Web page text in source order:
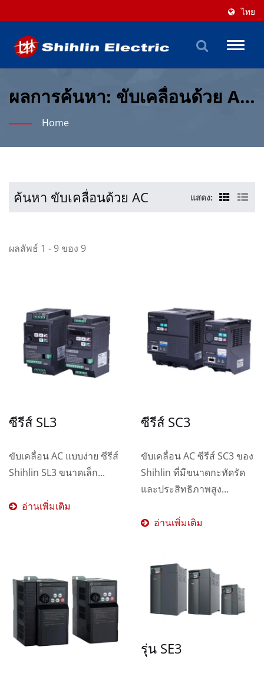
ไทย
Toggle
ผลการค้นหา: ขับเคลื่อนด้วย AC
| มากกว่า 70 ปีในด้านโซลูชัน
Home
ค้นหา ขับเคลื่อนด้วย AC แสดง:
ผลลัพธ์ 1 - 9 ของ 9
ซีรีส์ SL3
ขับเคลื่อน AC แบบง่าย ซีรีส์
Shihlin SL3 ขนาดเล็ก...
อ่านเพิ่มเติม
ซีรีส์ SC3
ขับเคลื่อน AC ซีรีส์ SC3 ของ
Shihlin ที่มีขนาดกะทัดรัด
และประสิทธิภาพสูง...
อ่านเพิ่มเติม
รุ่น SE3